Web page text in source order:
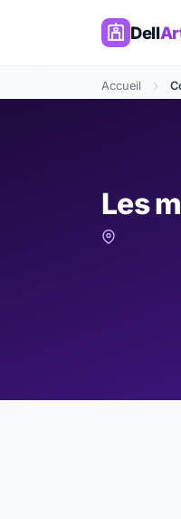
Dell
Accueil
Les